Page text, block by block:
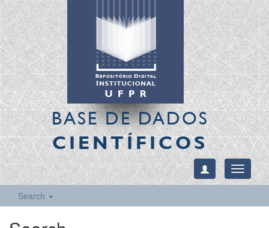
BASE DE DADOS
CIENTÍFICOS
Toggle
Search